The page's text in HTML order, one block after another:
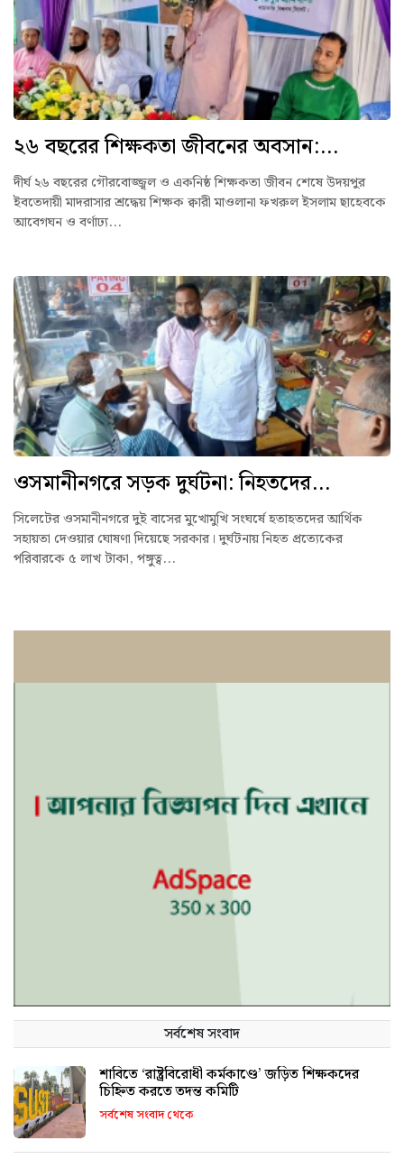
২৬ বছরের শিক্ষকতা জীবনের অবসান:...
দীর্ঘ ২৬ বছরের গৌরবোজ্জ্বল ও একনিষ্ঠ শিক্ষকতা জীবন শেষে উদয়পুর
ইবতেদায়ী মাদরাসার শ্রদ্ধেয় শিক্ষক ক্বারী মাওলানা ফখরুল ইসলাম ছাহেবকে
আবেগঘন ও বর্ণাঢ্য...
ওসমানীনগরে সড়ক দুর্ঘটনা: নিহতদের...
সিলেটের ওসমানীনগরে দুই বাসের মুখোমুখি সংঘর্ষে হতাহতদের আর্থিক
সহায়তা দেওয়ার ঘোষণা দিয়েছে সরকার। দুর্ঘটনায় নিহত প্রত্যেকের
পরিবারকে ৫ লাখ টাকা, পঙ্গুত্ব...
সর্বশেষ সংবাদ
শাবিতে ‘রাষ্ট্রবিরোধী কর্মকাণ্ডে’ জড়িত শিক্ষকদের
চিহ্নিত করতে তদন্ত কমিটি
সর্বশেষ সংবাদ থেকে